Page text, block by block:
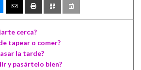
cerca?
tapear o comer?
la tarde?
y pasártelo bien?